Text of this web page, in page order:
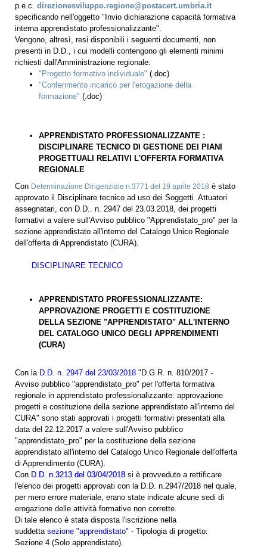
p.e.c. direzionesviluppo.regione@postacert.umbria.it
specificando nell'oggetto "Invio dichiarazione capacità formativa
interna apprendistato professionalizzante".
Vengono, altresì, resi disponibili i seguenti documenti, non
presenti in D.D., i cui modelli contengono gli elementi minimi
richiesti dall'Amministrazione regionale:
"Progetto formativo individuale" (.doc)
"Conferimento incarico per l'erogazione della
formazione" (.doc)
APPRENDISTATO PROFESSIONALIZZANTE :
DISCIPLINARE TECNICO DI GESTIONE DEI PIANI
PROGETTUALI RELATIVI L'OFFERTA FORMATIVA
REGIONALE
Con Determinazione Dirigenziale n.3771 del 19 aprile 2018 è stato
approvato il Disciplinare tecnico ad uso dei Soggetti Attuatori
assegnatari, con D.D.. n. 2947 del 23.03.2018, dei progetti
formativi a valere sull'Avviso pubblico "Apprendistato_pro" per la
sezione apprendistato all'interno del Catalogo Unico Regionale
dell'offerta di Apprendistato (CURA).
DISCIPLINARE TECNICO
APPRENDISTATO PROFESSIONALIZZANTE:
APPROVAZIONE PROGETTI E COSTITUZIONE
DELLA SEZIONE "APPRENDISTATO" ALL'INTERNO
DEL CATALOGO UNICO DEGLI APPRENDIMENTI
(CURA)
Con la D.D. n. 2947 del 23/03/2018 "D.G.R. n. 810/2017 -
Avviso pubblico "apprendistato_pro" per l'offerta formativa
regionale in apprendistato professionalizzante: approvazione
progetti e costituzione della sezione apprendistato all'interno del
CURA" sono stati approvati i progetti formativi presentati alla
data del 22.12.2017 a valere sull'Avviso pubblico
"apprendistato_pro" per la costituzione della sezione
apprendistato all'interno del Catalogo Unico Regionale dell'offerta
di Apprendimento (CURA).
Con D.D. n.3213 del 03/04/2018 si è provveduto a rettificare
l'elenco dei progetti approvati con la D.D. n.2947/2018 nel quale,
per mero errore materiale, erano state indicate alcune sedi di
erogazione delle attività formative non corrette.
Di tale elenco è stata disposta l'iscrizione nella
suddetta sezione "apprendistato" - Tipologia di progetto:
Sezione 4 (Solo apprendistato).